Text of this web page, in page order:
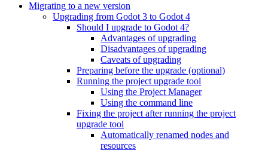
Migrating to a new version
Upgrading from Godot 3 to Godot 4
Should I upgrade to Godot 4?
Advantages of upgrading
Disadvantages of upgrading
Caveats of upgrading
Preparing before the upgrade (optional)
Running the project upgrade tool
Using the Project Manager
Using the command line
Fixing the project after running the project
upgrade tool
Automatically renamed nodes and
resources